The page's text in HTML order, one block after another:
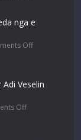
nga e
Off
Veselin
Off